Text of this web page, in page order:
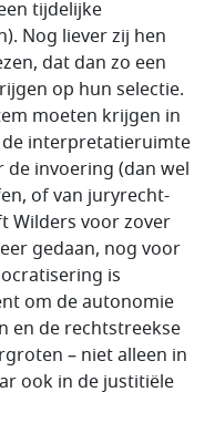
tijdelijke
Nog liever zij hen
dat dan zo een
op hun selectie.
moeten krijgen in
interpretatieruimte
invoering (dan wel
of van juryrecht­
Wilders voor zover
gedaan, nog voor
is
om de autonomie
en de rechtstreekse
– niet alleen in
ook in de justitiële